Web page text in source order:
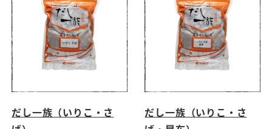
だし一族（いりこ・さ
だし一族（いりこ・さ